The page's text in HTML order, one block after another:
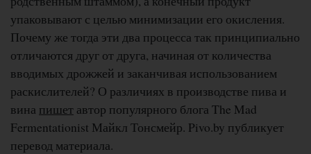
упаковывают с целью минимизации его окисления.
Почему же тогда эти два процесса так принципиально
отличаются друг от друга, начиная от количества
вводимых дрожжей и заканчивая использованием
раскислителей? О различиях в производстве пива и
вина пишет автор популярного блога The Mad
Fermentationist Майкл Тонсмейр. Pivo.by публикует
перевод материала.